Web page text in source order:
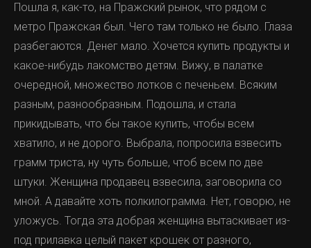
Пошла я, как-то, на Пражский рынок, что рядом с
метро Пражская был. Чего там только не было. Глаза
разбегаются. Денег мало. Хочется купить продукты и
какое-нибудь лакомство детям. Вижу, в палатке
очередной, множество лотков с печеньем. Всяким
разным, разнообразным. Подошла, и стала
прикидывать, что бы такое купить, чтобы всем
хватило, и не дорого. Выбрала, попросила взвесить
грамм триста, ну чуть больше, чтоб всем по две
штуки. Женщина продавец взвесила, заговорила со
мной. А давайте хоть полкилограмма. Нет, говорю, не
уложусь. Тогда эта добрая женщина вытаскивает из-
под прилавка целый пакет крошек от разного,